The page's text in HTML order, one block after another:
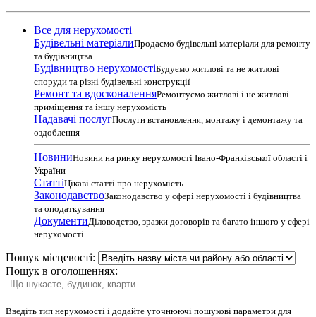
Все для нерухомості
Будівельні матеріалиПродаємо будівельні матеріали для ремонту
та будівництва
Будівництво нерухомостіБудуємо житлові та не житлові
споруди та різні будівельні конструкції
Ремонт та вдосконаленняРемонтуємо житлові і не житлові
приміщення та іншу нерухомість
Надавачі послугПослуги встановлення, монтажу і демонтажу та
оздоблення
НовиниНовини на ринку нерухомості Івано-Франківської області і
України
СтаттіЦікаві статті про нерухомість
ЗаконодавствоЗаконодавство у сфері нерухомості і будівництва
та оподаткування
ДокументиДіловодство, зразки договорів та багато іншого у сфері
нерухомості
Пошук місцевості:
Пошук в оголошеннях:
Введіть тип нерухомості і додайте уточнюючі пошукові параметри для